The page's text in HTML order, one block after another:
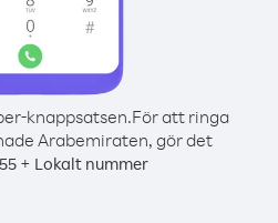
knappsatsen.För att ringa
Arabemiraten, gör det
+ Lokalt nummer